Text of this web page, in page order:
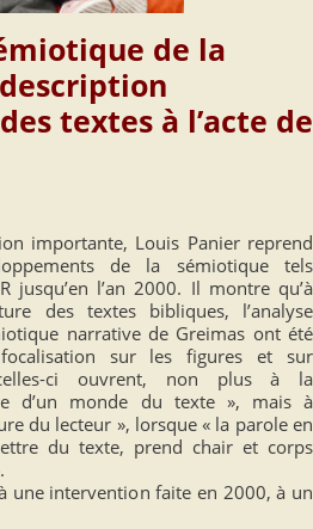
de la
textes à l’acte de
importante, Louis Panier reprend
de la sémiotique tels
jusqu’en l’an 2000. Il montre qu’à
des textes bibliques, l’analyse
narrative de Greimas ont été
sur les figures et sur
ci ouvrent, non plus à la
d’un monde du texte », mais à
du lecteur », lorsque « la parole en
du texte, prend chair et corps
une intervention faite en 2000, à un